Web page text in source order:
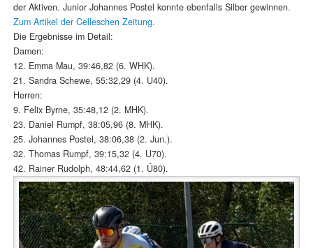
der Aktiven. Junior Johannes Postel konnte ebenfalls Silber gewinnen.
Zum Artikel der Celleschen Zeitung.
Die Ergebnisse im Detail:
Damen:
12. Emma Mau, 39:46,82 (6. WHK).
21. Sandra Schewe, 55:32,29 (4. U40).
Herren:
9. Felix Byrne, 35:48,12 (2. MHK).
23. Daniel Rumpf, 38:05,96 (8. MHK).
25. Johannes Postel, 38:06,38 (2. Jun.).
32. Thomas Rumpf, 39:15,32 (4. U70).
42. Rainer Rudolph, 48:44,62 (1. Ü80).